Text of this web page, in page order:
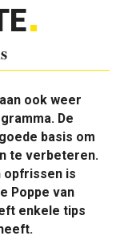
ook weer
De
basis om
te verbeteren.
opfrissen is
Poppe van
enkele tips